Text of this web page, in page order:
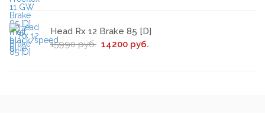
Head Rx 12 Brake 85 [D]
15990 руб. 14200 руб.